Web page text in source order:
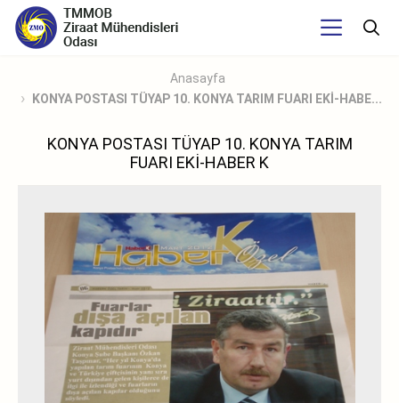
Anasayfa
KONYA POSTASI TÜYAP 10. KONYA TARIM FUARI EKİ-HABE...
KONYA POSTASI TÜYAP 10. KONYA TARIM
FUARI EKİ-HABER K